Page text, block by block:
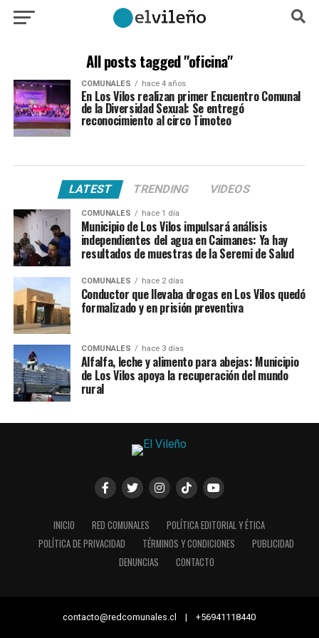
All posts tagged "oficina"
COMUNALES hace 4 años
En Los Vilos realizan primer Encuentro Comunal
de la Diversidad Sexual: Se entregó
reconocimiento al circo Timoteo
LATEST TRENDING VIDEOS
COMUNALES hace 1 día
Municipio de Los Vilos impulsará análisis
independientes del agua en Caimanes: Ya hay
resultados de muestras de la Seremi de Salud
COMUNALES hace 2 días
Conductor que llevaba drogas en Los Vilos quedó
formalizado y en prisión preventiva
COMUNALES hace 3 días
Alfalfa, leche y alimento para abejas: Municipio
de Los Vilos apoya la recuperación del mundo
rural
INICIO RED COMUNALES
POLÍTICA EDITORIAL Y ÉTICA
POLÍTICA DE PRIVACIDAD
TÉRMINOS Y CONDICIONES
PUBLICIDAD
DENUNCIAS
CONTACTO
contacto@redcomunales.cl | +56941118440